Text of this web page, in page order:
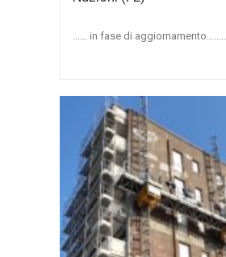
...... in fase di aggiornamento........